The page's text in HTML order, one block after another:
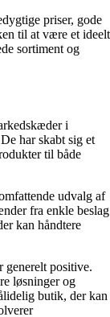
priser, gode
til at være et ideelt
sortiment og
i
har skabt sig et
til både
udvalg af
fra enkle beslag
kan håndtere
generelt positive.
løsninger og
butik, der kan